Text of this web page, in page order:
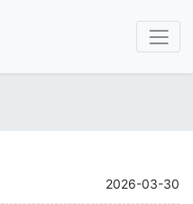
2026-03-30